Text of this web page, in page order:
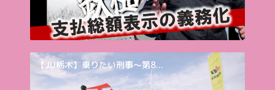
【JU栃木】乗りたい刑事～第8...